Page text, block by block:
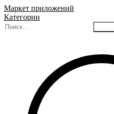
Маркет приложений
Категории